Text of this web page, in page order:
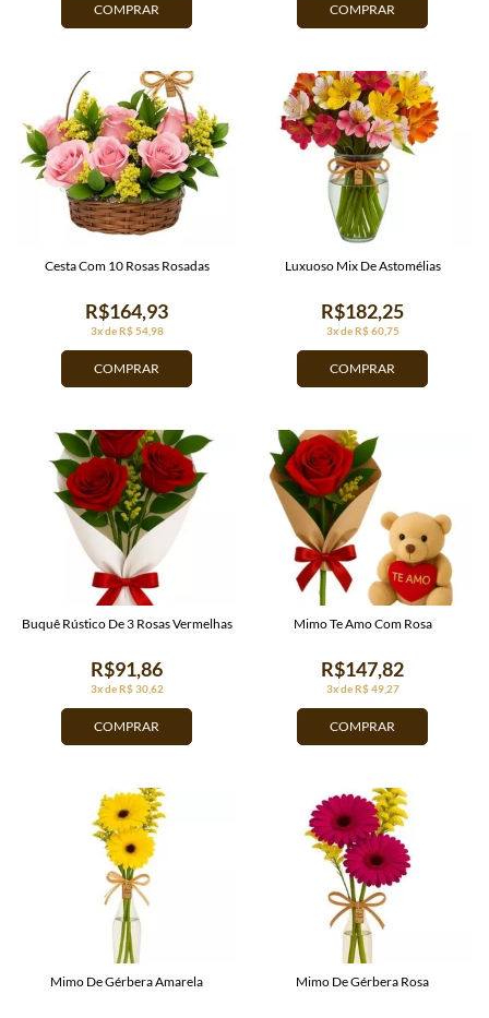
COMPRAR COMPRAR
COMPRAR
3x de R$ 54,98
R$164,93
Cesta Com 10 Rosas Rosadas
COMPRAR
3x de R$ 60,75
R$182,25
Luxuoso Mix De Astomélias
COMPRAR
3x de R$ 30,62
R$91,86
Buquê Rústico De 3 Rosas Vermelhas
COMPRAR
3x de R$ 49,27
R$147,82
Mimo Te Amo Com Rosa
Mimo De Gérbera Amarela Mimo De Gérbera Rosa